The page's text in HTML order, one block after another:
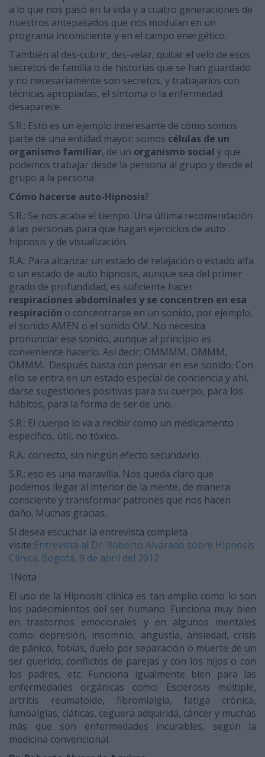
a lo que nos pasó en la vida y a cuatro generaciones de
nuestros antepasados que nos modulan en un
programa inconsciente y en el campo energético.
También al des-cubrir, des-velar, quitar el velo de esos
secretos de familia o de historias que se han guardado
y no necesariamente son secretos, y trabajarlos con
técnicas apropiadas, el síntoma o la enfermedad
desaparece.
S.R.: Esto es un ejemplo interesante de cómo somos
parte de una entidad mayor; somos células de un
organismo familiar, de un organismo social y que
podemos trabajar desde la persona al grupo y desde el
grupo a la persona
Cómo hacerse auto-Hipnosis?
S.R.: Se nos acaba el tiempo. Una última recomendación
a las personas para que hagan ejercicios de auto
hipnosis y de visualización.
R.A.: Para alcanzar un estado de relajación o estado alfa
o un estado de auto hipnosis, aunque sea del primer
grado de profundidad, es suficiente hacer
respiraciones abdominales y se concentren en esa
respiración o concentrarse en un sonido, por ejemplo,
el sonido AMEN o el sonido OM. No necesita
pronunciar ese sonido, aunque al principio es
conveniente hacerlo. Así decir: OMMMM, OMMM,
OMMM. Después basta con pensar en ese sonido. Con
ello se entra en un estado especial de conciencia y ahí,
darse sugestiones positivas para su cuerpo, para los
hábitos, para la forma de ser de uno.
S.R.: El cuerpo lo va a recibir como un medicamento
específico, útil, no tóxico.
R.A.: correcto, sin ningún efecto secundario.
S.R.: eso es una maravilla. Nos queda claro que
podemos llegar al interior de la mente, de manera
consciente y transformar patrones que nos hacen
daño. Muchas gracias.
Si desea escuchar la entrevista completa
visite:Entrevista al Dr. Roberto Alvarado sobre Hipnosis
Clínica. Bogotá, 9 de abril del 2012
1Nota
El uso de la Hipnosis clínica es tan amplio como lo son
los padecimientos del ser humano. Funciona muy bien
en trastornos emocionales y en algunos mentales
como: depresión, insomnio, angustia, ansiedad, crisis
de pánico, fobias, duelo por separación o muerte de un
ser querido, conflictos de parejas y con los hijos o con
los padres, etc. Funciona igualmente bien para las
enfermedades orgánicas como: Esclerosis múltiple,
artritis reumatoide, fibromialgia, fatiga crónica,
lumbalgias, ciáticas, ceguera adquirida, cáncer y muchas
más que son enfermedades incurables, según la
medicina convencional.